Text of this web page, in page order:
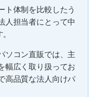
ト体制を比較したう
人担当者にとって中
ソコン直販では、主
幅広く取り扱ってお
高品質な法人向けパ